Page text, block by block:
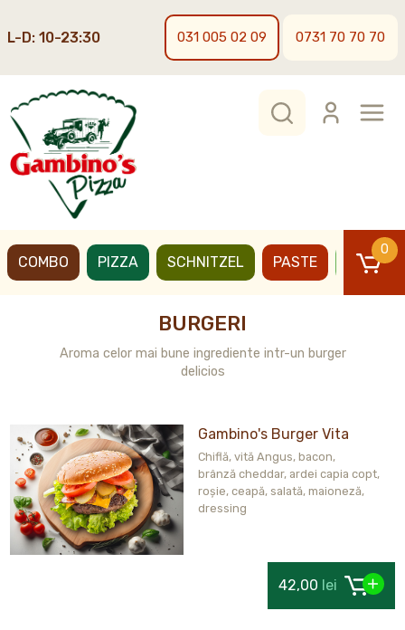
L-D: 10-23:30 031 005 02 09 0731 70 70 70
COMBO PIZZA SCHNITZEL PASTE BURGERI
0
BURGERI
Aroma celor mai bune ingrediente intr-un burger
delicios
Gambino's Burger Vita
Chiflă, vită Angus, bacon,
brânză cheddar, ardei capia copt,
roșie, ceapă, salată, maioneză,
dressing
42,00 lei